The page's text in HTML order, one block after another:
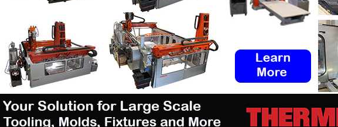
Read more
Aperçu des principaux formats de
fichiers d’impression 3D
Kety S. décembre 11, 2024
J'ai toujours comparé un format de fichier